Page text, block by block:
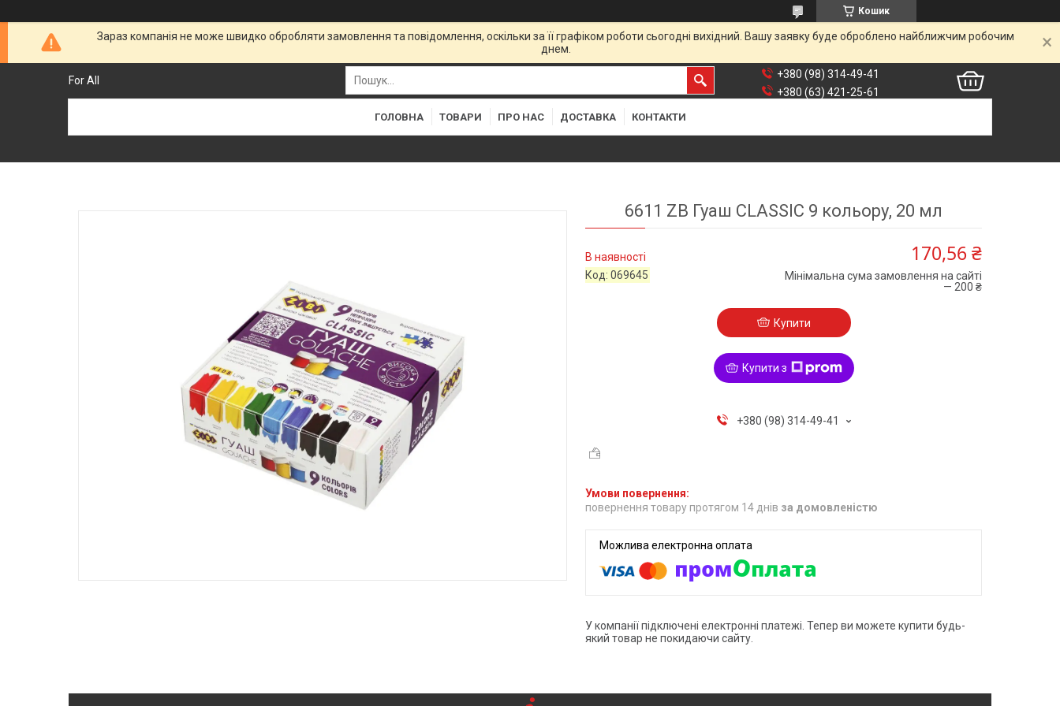
Кошик
Зараз компанія не може швидко обробляти замовлення та повідомлення, оскільки за її графіком роботи сьогодні вихідний. Вашу заявку буде оброблено найближчим робочим
днем.
For All
+380 (98) 314-49-41
+380 (63) 421-25-61
ГОЛОВНА ТОВАРИ ПРО НАС ДОСТАВКА КОНТАКТИ
6611 ZB Гуаш CLASSIC 9 кольору, 20 мл
В наявності
Код:069645
170,56 ₴
Мінімальна сума замовлення на сайті
— 200 ₴
Купити
Купити з
+380 (98) 314-49-41
повернення товару протягом 14 днів за домовленістю
У компанії підключені електронні платежі. Тепер ви можете купити будь-
який товар не покидаючи сайту.